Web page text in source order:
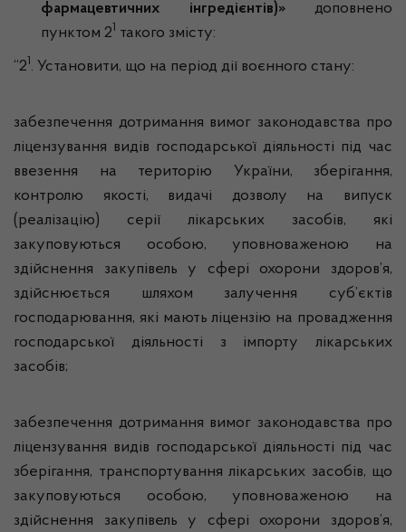
фармацевтичних інгредієнтів)» доповнено
пунктом 2 такого змісту:
“2 . Установити, що на період дії воєнного стану:
забезпечення дотримання вимог законодавства про
ліцензування видів господарської діяльності під час
ввезення на територію України, зберігання,
контролю якості, видачі дозволу на випуск
(реалізацію) серії лікарських засобів, які
закуповуються особою, уповноваженою на
здійснення закупівель у сфері охорони здоров’я,
здійснюється шляхом залучення суб’єктів
господарювання, які мають ліцензію на провадження
господарської діяльності з імпорту лікарських
засобів;
забезпечення дотримання вимог законодавства про
ліцензування видів господарської діяльності під час
зберігання, транспортування лікарських засобів, що
закуповуються особою, уповноваженою на
здійснення закупівель у сфері охорони здоров’я,